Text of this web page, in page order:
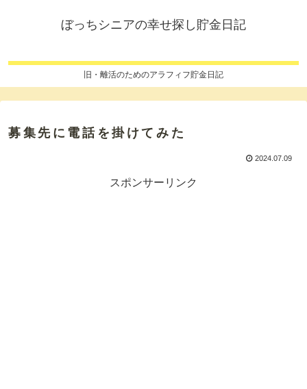
ぼっちシニアの幸せ探し貯金日記
旧・離活のためのアラフィフ貯金日記
募集先に電話を掛けてみた
2024.07.09
スポンサーリンク